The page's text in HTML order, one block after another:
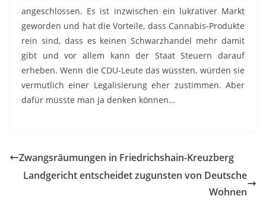
angeschlossen. Es ist inzwischen ein lukrativer Markt
geworden und hat die Vorteile, dass Cannabis-Produkte
rein sind, dass es keinen Schwarzhandel mehr damit
gibt und vor allem kann der Staat Steuern darauf
erheben. Wenn die CDU-Leute das wüssten, würden sie
vermutlich einer Legalisierung eher zustimmen. Aber
dafür müsste man ja denken können…
Zwangsräumungen in Friedrichshain-Kreuzberg
Landgericht entscheidet zugunsten von Deutsche
Wohnen